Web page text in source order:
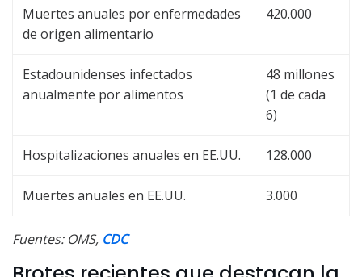
Muertes anuales por enfermedades
de origen alimentario
420.000
Estadounidenses infectados
anualmente por alimentos
48 millones
(1 de cada
6)
Hospitalizaciones anuales en EE.UU. 128.000
Muertes anuales en EE.UU. 3.000
Fuentes: OMS, CDC